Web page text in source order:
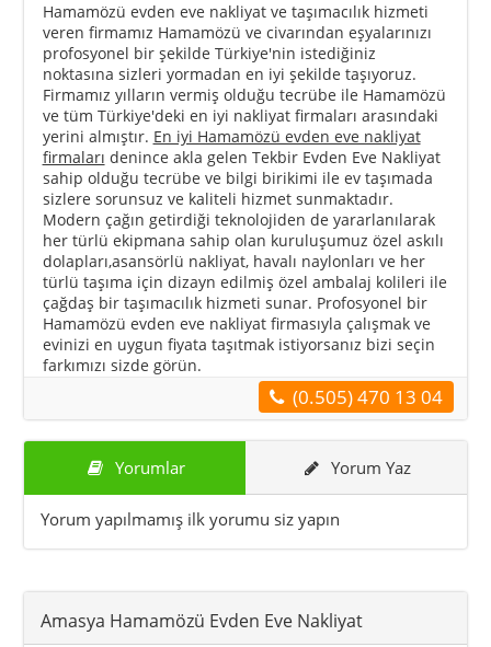
Hamamözü evden eve nakliyat ve taşımacılık hizmeti
veren firmamız Hamamözü ve civarından eşyalarınızı
profosyonel bir şekilde Türkiye'nin istediğiniz
noktasına sizleri yormadan en iyi şekilde taşıyoruz.
Firmamız yılların vermiş olduğu tecrübe ile Hamamözü
ve tüm Türkiye'deki en iyi nakliyat firmaları arasındaki
yerini almıştır. En iyi Hamamözü evden eve nakliyat
firmaları denince akla gelen Tekbir Evden Eve Nakliyat
sahip olduğu tecrübe ve bilgi birikimi ile ev taşımada
sizlere sorunsuz ve kaliteli hizmet sunmaktadır.
Modern çağın getirdiği teknolojiden de yararlanılarak
her türlü ekipmana sahip olan kuruluşumuz özel askılı
dolapları,asansörlü nakliyat, havalı naylonları ve her
türlü taşıma için dizayn edilmiş özel ambalaj kolileri ile
çağdaş bir taşımacılık hizmeti sunar. Profosyonel bir
Hamamözü evden eve nakliyat firmasıyla çalışmak ve
evinizi en uygun fiyata taşıtmak istiyorsanız bizi seçin
farkımızı sizde görün.
(0.505) 470 13 04
Yorumlar Yorum Yaz
Yorum yapılmamış ilk yorumu siz yapın
Amasya Hamamözü Evden Eve Nakliyat